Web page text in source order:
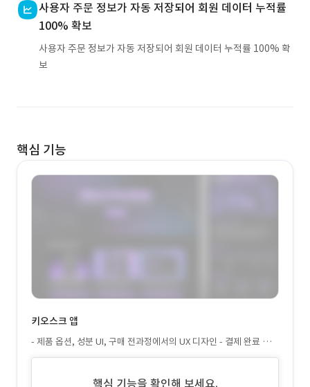
사용자 주문 정보가 자동 저장되어 회원 데이터 누적률
100% 확보
사용자 주문 정보가 자동 저장되어 회원 데이터 누적률 100% 확
보
핵심 기능
키오스크 앱
- 제품 옵션, 성분 UI, 구매 전과정에서의 UX 디자인 - 결제 완료 시,
서버와 연동된 관리자 시스템 자동 반영
핵심 기능을 확인해 보세요.